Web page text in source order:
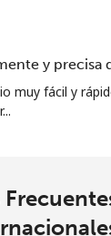
y precisa
muy fácil y